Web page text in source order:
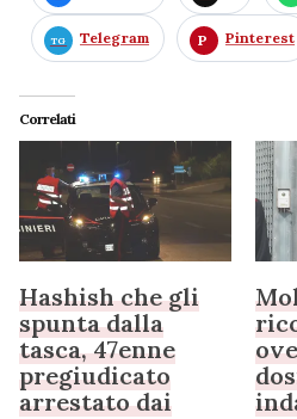
Telegram Pinterest
Correlati
Hashish che gli
spunta dalla
tasca, 47enne
pregiudicato
arrestato dai